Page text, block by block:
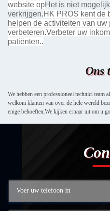
website opHet is niet
verkrijgen.HK PROS kent de
helpen de activiteiten van uw
verbeteren.Verbeter uw
patiënten..
Ons
We hebben een professioneel technici team
welkom klanten van over de hele wereld
enige behoeften,We kijken ernaar uit om u